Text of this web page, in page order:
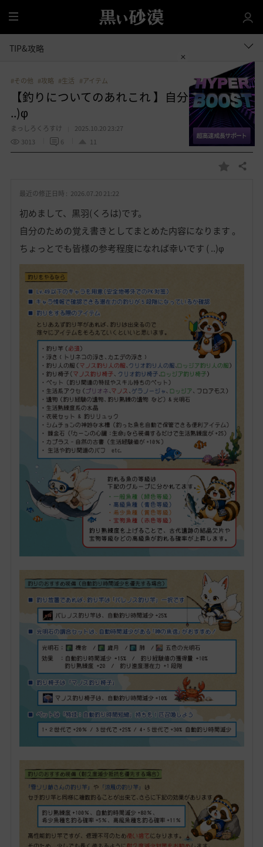
全
体
TIP&攻略
#その他 #攻略 #生活 #アイテム
【釣りについてのあれこれ 】自分メモメモ (
..)φ
まっしろくろすけ
2025.10.20 23:27
3013
6 11
お
り
共有する
最近の修正日時 : 2026.07.20 21:22
初めまして、黒羽(くろは)です。
自分のための覚え書きとしてまとめた内容になります 。
ちょっとでも皆様の参考程度になれば幸いです ( ..)φ